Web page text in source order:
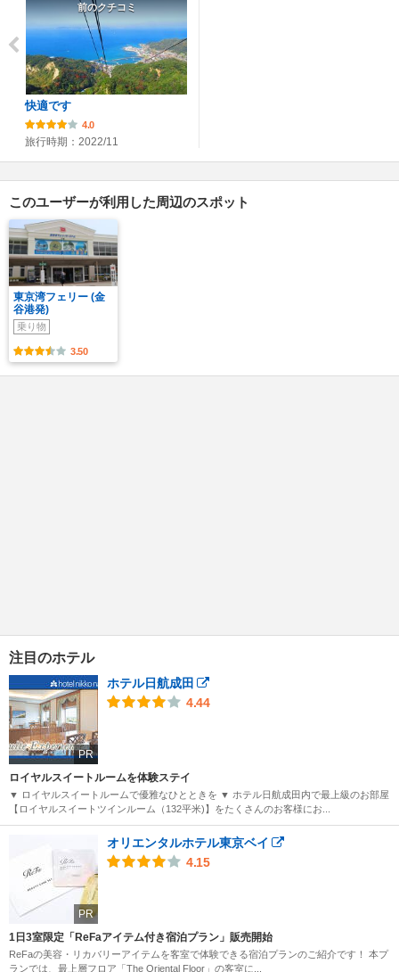
前のクチコミ
快適です
4.0
旅行時期：2022/11
このユーザーが利用した周辺のスポット
東京湾フェリー (金
谷港発)
乗り物
3.50
注目のホテル
PR
ホテル日航成田
4.44
ロイヤルスイートルームを体験ステイ
▼ ロイヤルスイートルームで優雅なひとときを ▼ ホテル日航成田内で最上級のお部屋
【ロイヤルスイートツインルーム（132平米)】をたくさんのお客様にお...
PR
オリエンタルホテル東京ベイ
4.15
1日3室限定「ReFaアイテム付き宿泊プラン」販売開始
ReFaの美容・リカバリーアイテムを客室で体験できる宿泊プランのご紹介です！ 本プ
ランでは、最上層フロア「The Oriental Floor」の客室に...